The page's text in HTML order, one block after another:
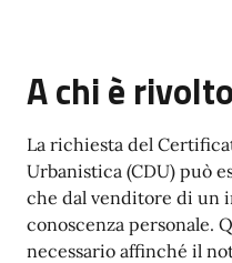
A chi è rivolto
La richiesta del
Urbanistica (CDU) può
che dal venditore di un
conoscenza personale.
necessario affinché il